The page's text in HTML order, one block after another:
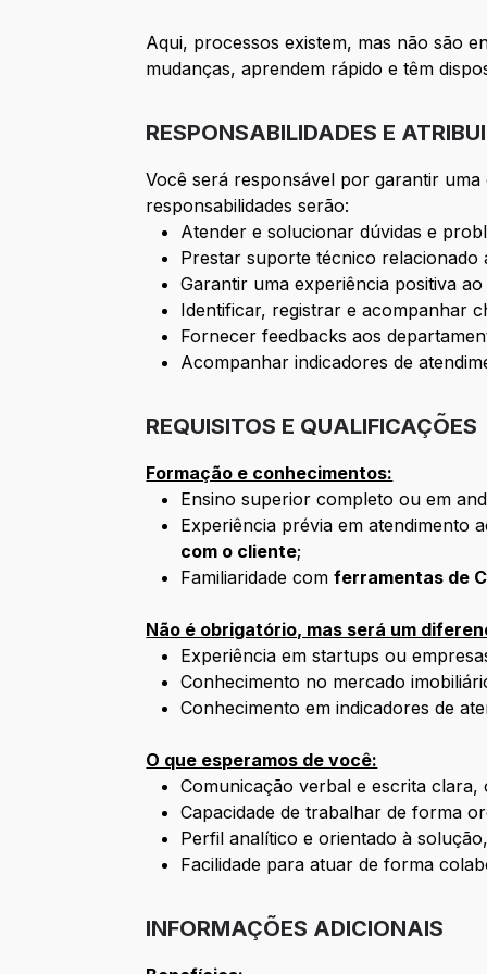
Aqui, processos existem, mas não são
mudanças, aprendem rápido e têm
RESPONSABILIDADES E
Você será responsável por garantir
responsabilidades serão:
Atender e solucionar dúvidas e
Prestar suporte técnico
Garantir uma experiência positiva
Identificar, registrar e acompanhar
Fornecer feedbacks aos
Acompanhar indicadores de
REQUISITOS E QUALIFICAÇÕES
Formação e conhecimentos:
Ensino superior completo ou em
Experiência prévia em
com o cliente;
Familiaridade comferramentas de
Não é obrigatório, mas será um
Experiência em startups ou
Conhecimento no mercado
Conhecimento em indicadores de
O que esperamos de você:
Comunicação verbal e escrita clara,
Capacidade de trabalhar de forma
Perfil analítico e orientado à
Facilidade para atuar de forma
INFORMAÇÕES ADICIONAIS